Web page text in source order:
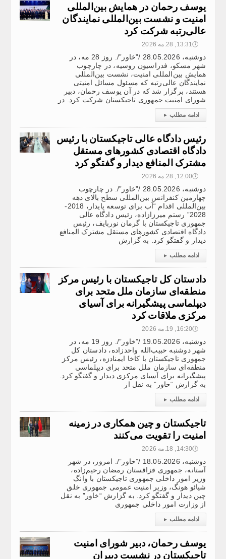
یوسف رحمان در همایش بین‌المللی
امنیت و نشست بین‌المللی نمایندگان
عالی‌رتبه شرکت کرد
🕔13:31, 28.مه 2026
دوشنبه، 28.05.2026 /”خاور”/. روز 28 مه، در
شهر مسکو، فدراسیون روسیه، در چارچوب
همایش بین‌المللی امنیت، نشست بین‌المللی
نمایندگان عالی‌رتبه که مسئول مسائل امنیتی
هستند، برگزار شد که در آن یوسف رحمان، دبیر
شورای امنیت جمهوری تاجیکستان شرکت کرد. در
ادامه مطلب ▸
رئیس دادگاه عالی تاجیکستان با رئیس
دادگاه اقتصادی کشورهای مستقل
مشترک المنافع دیدار و گفتگو کرد
🕔12:00, 28.مه 2026
دوشنبه، 28.05.2026 /”خاور”/. در چارچوب
چهارمین کنفرانس بین‌المللی سطح بالای دهه
بین‌المللی اقدام “آب برای توسعه پایدار، 2018-
2028” رستم میرزازاده، رئیس دادگاه عالی
جمهوری تاجیکستان با گرمان نوربایف، رئیس
دادگاه اقتصادی کشورهای مستقل مشترک المنافع
دیدار و گفتگو کرد. به گزارش
ادامه مطلب ▸
دادستان کل تاجیکستان با رئیس مرکز
منطقه‌ای سازمان ملل متحد برای
دیپلماسی پیشگیرانه برای آسیای
مرکزی ملاقات کرد
🕔16:20, 19.مه 2026
دوشنبه، 19.05.2026 /”خاور”/. روز 19 مه، در
شهر دوشنبه حبیب‌الله واحدزاده، دادستان کل
جمهوری تاجیکستان با کاخا ایمنادزه، رئیس مرکز
منطقه‌ای سازمان ملل متحد برای دیپلماسی
پیشگیرانه برای آسیای مرکزی دیدار و گفتگو کرد.
به گزارش “خاور” به نقل از
ادامه مطلب ▸
تاجیکستان و چین همکاری در زمینه
امنیت را تقویت می‌کنند
🕔14:30, 18.مه 2026
دوشنبه، 18.05.2026 /”خاور”/. امروز، در شهر
آستانه، جمهوری قزاقستان رمضان رحیم‌زاده،
وزیر امور داخلی جمهوری تاجیکستان با وانگ
شیائو هونگ، وزیر امنیت عمومی جمهوری خلق
چین دیدار و گفتگو کرد. به گزارش “خاور” به نقل
از وزارت امور داخلی جمهوری
ادامه مطلب ▸
یوسف رحمان، دبیر شورای امنیت
تاجیکستان در نشست دبیران